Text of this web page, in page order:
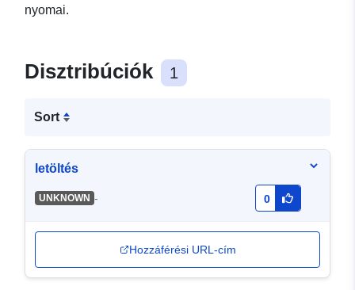
nyomai.
Disztribúciók 1
Sort
letöltés
UNKNOWN - 0
Hozzáférési URL-cím